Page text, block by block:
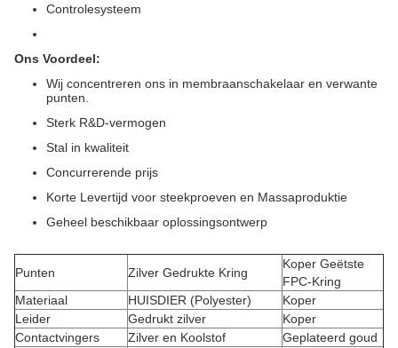
Controlesysteem
Ons Voordeel:
Wij concentreren ons in membraanschakelaar en verwante
punten.
Sterk R&D-vermogen
Stal in kwaliteit
Concurrerende prijs
Korte Levertijd voor steekproeven en Massaproduktie
Geheel beschikbaar oplossingsontwerp
Punten Zilver Gedrukte Kring
Koper Geëtste
FPC-Kring
Materiaal
HUISDIER (Polyester)
Koper
Leider
Gedrukt zilver
Koper
Contactvingers
Zilver en Koolstof
Geplateerd goud